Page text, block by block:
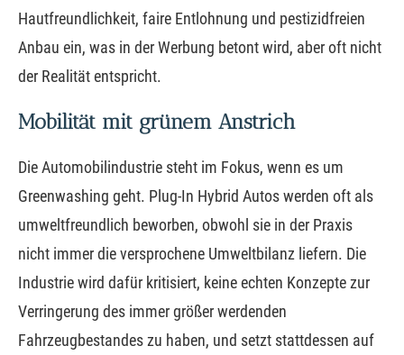
Hautfreundlichkeit, faire Entlohnung und pestizidfreien
Anbau ein, was in der Werbung betont wird, aber oft nicht
der Realität entspricht.
Mobilität mit grünem Anstrich
Die Automobilindustrie steht im Fokus, wenn es um
Greenwashing geht. Plug-In Hybrid Autos werden oft als
umweltfreundlich beworben, obwohl sie in der Praxis
nicht immer die versprochene Umweltbilanz liefern. Die
Industrie wird dafür kritisiert, keine echten Konzepte zur
Verringerung des immer größer werdenden
Fahrzeugbestandes zu haben, und setzt stattdessen auf